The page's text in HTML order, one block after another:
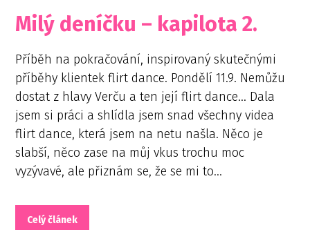
Milý deníčku – kapilota 2.
Příběh na pokračování, inspirovaný skutečnými
příběhy klientek flirt dance. Pondělí 11.9. Nemůžu
dostat z hlavy Verču a ten její flirt dance… Dala
jsem si práci a shlídla jsem snad všechny videa
flirt dance, která jsem na netu našla. Něco je
slabší, něco zase na můj vkus trochu moc
vyzývavé, ale přiznám se, že se mi to...
Celý článek